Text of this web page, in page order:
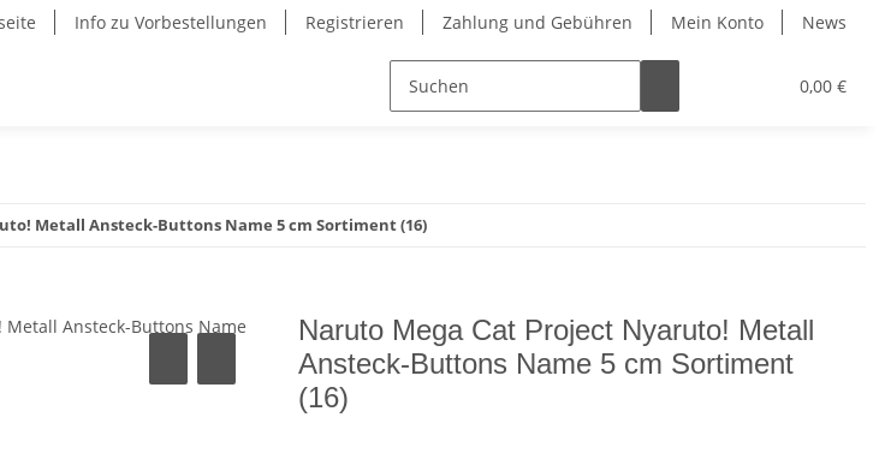
Info zu Vorbestellungen Registrieren Zahlung und Gebühren Mein Konto News
0,00 €
Metall Ansteck-Buttons Name 5 cm Sortiment (16)
Naruto Mega Cat Project Nyaruto! Metall
Ansteck-Buttons Name 5 cm Sortiment
(16)